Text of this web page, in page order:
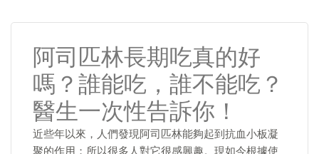
阿司匹林長期吃真的好
嗎？誰能吃，誰不能吃？
醫生一次性告訴你！
近些年以來，人們發現阿司匹林能夠起到抗血小板凝
聚的作用；所以很多人對它很感興趣。現如今根據使